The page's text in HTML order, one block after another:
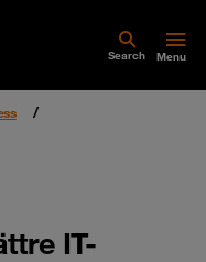
Search Menu
IT-